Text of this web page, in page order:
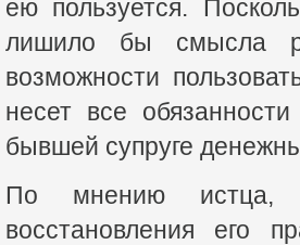
ею пользуется.
лишило бы смысла
возможности
несет все
бывшей супруге
По мнению истца,
восстановления его